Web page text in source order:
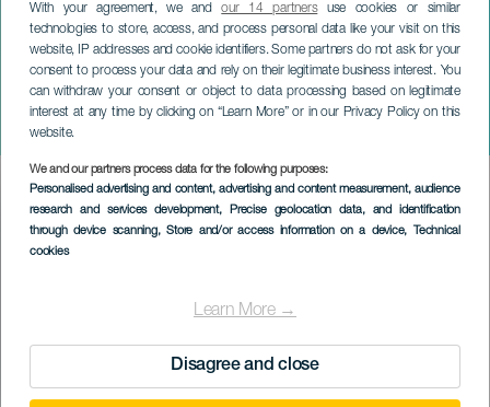
With your agreement, we andour 14 partnersuse cookies or similar
technologies to store, access, and process personal data like your visit on this
website, IP addresses and cookie identifiers. Some partners do not ask for your
consent to process your data and rely on their legitimate business interest. You
can withdraw your consent or object to data processing based on legitimate
interest at any time by clicking on “Learn More” or in our Privacy Policy on this
website.
We and our partners process data for the following purposes:
Personalised advertising and content, advertising and content measurement, audience
research and services development, Precise geolocation data, and identification
through device scanning, Store and/or access information on a device, Technical
cookies
Learn More →
Disagree and close
Krystof Kobylinkski på
konsert
GRAN CANARIA
Imagen
Listado